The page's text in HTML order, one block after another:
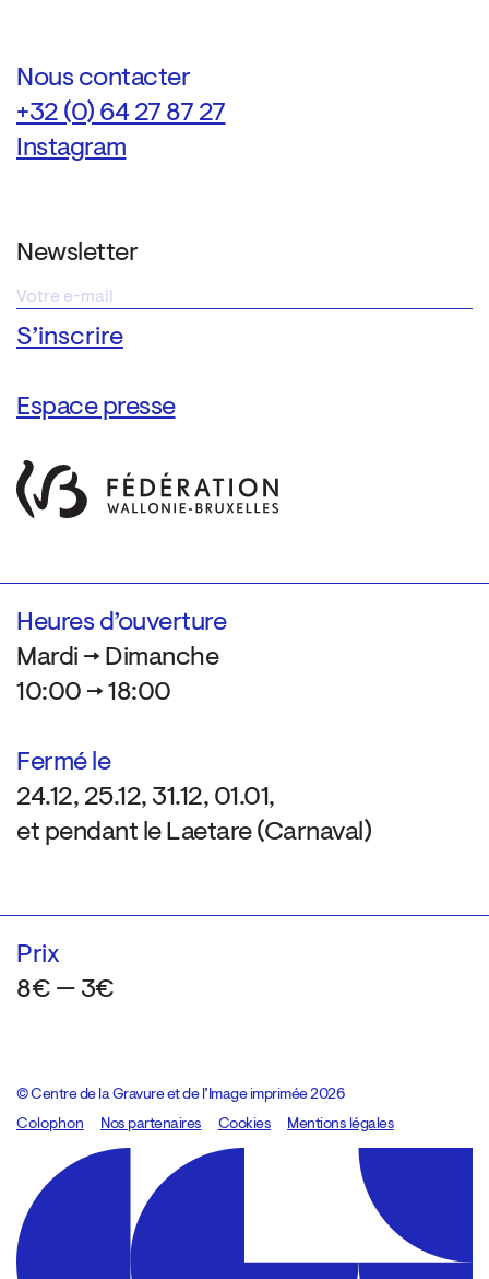
Nous contacter
+32 (0) 64 27 87 27
Instagram
Newsletter
Espace presse
Heures d’ouverture
Mardi → Dimanche
10:00 → 18:00
Fermé le
24.12, 25.12, 31.12, 01.01,
et pendant le Laetare (Carnaval)
Prix
8€ — 3€
© Centre de la Gravure et de l’Image imprimée 2026
Colophon
Design:Marcel Kaczmarek, code:8080.studio
Nos partenaires Cookies Mentions légales